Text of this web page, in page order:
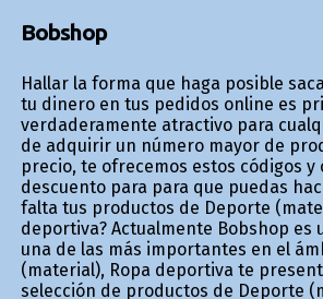
Bobshop
Hallar la forma que haga posible
tu dinero en tus pedidos online es
verdaderamente atractivo para
de adquirir un número mayor de
precio, te ofrecemos estos códigos y
descuento para para que puedas
falta tus productos de Deporte
deportiva? Actualmente Bobshop es
una de las más importantes en el
(material), Ropa deportiva te
selección de productos de Deporte